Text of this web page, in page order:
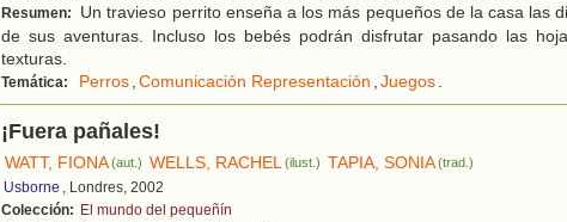
Resumen:
Un travieso perrito enseña a los más pequeños de la casa las
de sus aventuras. Incluso los bebés podrán disfrutar pasando las
texturas.
Temática: Perros,Comunicación Representación ,Juegos.
¡Fuera pañales!
WATT, FIONA(aut.) WELLS, RACHEL(ilust.) TAPIA, SONIA(trad.)
Usborne , Londres, 2002
Colección: El mundo del pequeñín